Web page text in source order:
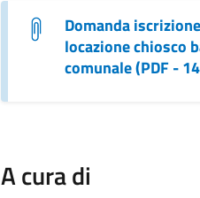
Domanda
locazione chiosco
comunale (PDF -
A cura di